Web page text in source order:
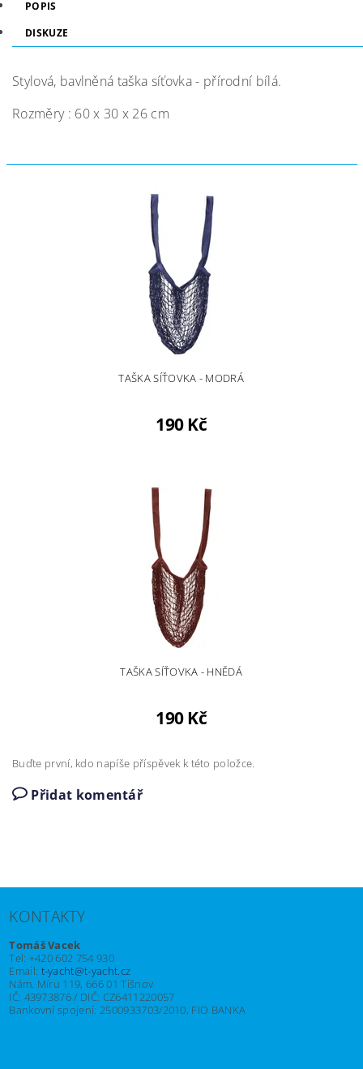
POPIS
DISKUZE
Stylová, bavlněná taška síťovka - přírodní bílá.
Rozměry : 60 x 30 x 26 cm
TAŠKA SÍŤOVKA - MODRÁ
190 Kč
TAŠKA SÍŤOVKA - HNĚDÁ
190 Kč
Buďte první, kdo napíše příspěvek k této položce.
Přidat komentář
KONTAKTY
Tomáš Vacek
Tel: +420 602 754 930
Email: t-yacht@t-yacht.cz
Nám. Míru 119, 666 01 Tišnov
IČ: 43973876 / DIČ: CZ6411220057
Bankovní spojení: 2500933703/2010, FIO BANKA